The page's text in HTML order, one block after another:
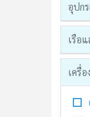
อุปก
เรือ
เครื่